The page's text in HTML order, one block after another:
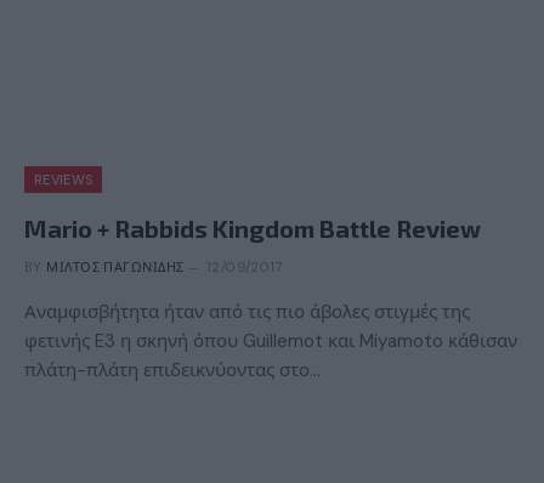
REVIEWS
Mario + Rabbids Kingdom Battle Review
BY ΜΊΛΤΟΣ ΠΑΓΩΝΊΔΗΣ 12/09/2017
Αναμφισβήτητα ήταν από τις πιο άβολες στιγμές της
φετινής E3 η σκηνή όπου Guillemot και Miyamoto κάθισαν
πλάτη-πλάτη επιδεικνύοντας στο…